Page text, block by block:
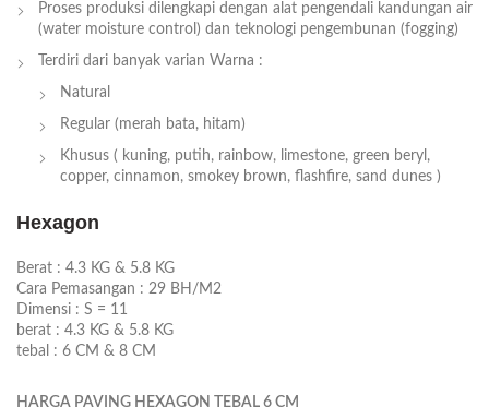
Proses produksi dilengkapi dengan alat pengendali kandungan air
(water moisture control) dan teknologi pengembunan (fogging)
Terdiri dari banyak varian Warna :
Natural
Regular (merah bata, hitam)
Khusus ( kuning, putih, rainbow, limestone, green beryl,
copper, cinnamon, smokey brown, flashfire, sand dunes )
Hexagon
Berat : 4.3 KG & 5.8 KG
Cara Pemasangan : 29 BH/M2
Dimensi : S = 11
berat : 4.3 KG & 5.8 KG
tebal : 6 CM & 8 CM
HARGA PAVING HEXAGON TEBAL 6 CM